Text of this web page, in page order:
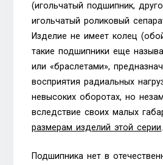
(игольчатый подшипник,
игольчатый роликовый
Изделие не имеет колец
такие подшипники еще
или «браслетами»,
восприятия радиальных
невысоких оборотах, но
вследствие своих малых
размерам изделий этой серии.
Подшипника нет в